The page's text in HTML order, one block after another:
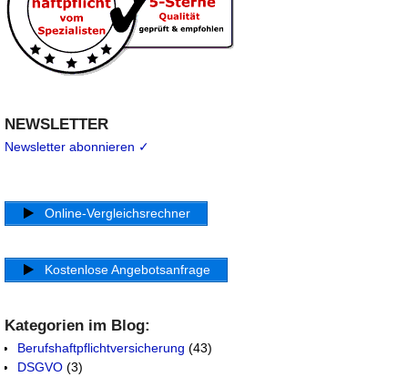
NEWSLETTER
Newsletter abonnieren ✓
Online-Vergleichsrechner
Kostenlose Angebotsanfrage
Kategorien im Blog:
Berufshaftpflichtversicherung (43)
DSGVO (3)